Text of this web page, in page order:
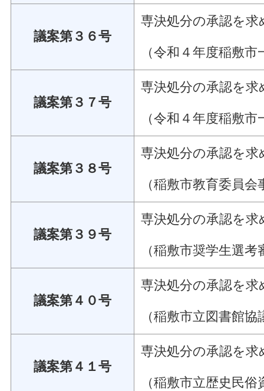
議案第３６号
専決処分の承認を
（令和４年度稲敷
議案第３７号
専決処分の承認を
（令和４年度稲敷
議案第３８号
専決処分の承認を
（稲敷市教育委員
議案第３９号
専決処分の承認を
（稲敷市奨学生選
議案第４０号
専決処分の承認を
（稲敷市立図書館
議案第４１号
専決処分の承認を
（稲敷市立歴史民